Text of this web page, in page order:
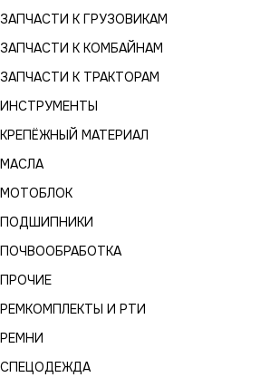
ЗАПЧАСТИ К ГРУЗОВИКАМ
ЗАПЧАСТИ К КОМБАЙНАМ
ЗАПЧАСТИ К ТРАКТОРАМ
ИНСТРУМЕНТЫ
КРЕПЁЖНЫЙ МАТЕРИАЛ
МАСЛА
МОТОБЛОК
ПОДШИПНИКИ
ПОЧВООБРАБОТКА
ПРОЧИЕ
РЕМКОМПЛЕКТЫ И РТИ
РЕМНИ
СПЕЦОДЕЖДА